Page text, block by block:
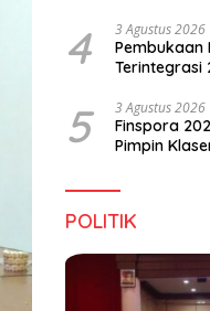
4 3 Agustus 2026
Pembukaan
Terintegrasi
5 3 Agustus 2026
Finspora
Pimpin
POLITIK